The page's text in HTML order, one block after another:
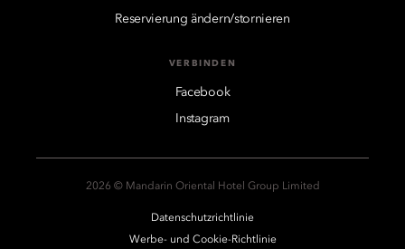
Reservierung ändern/stornieren
VERBINDEN
Facebook
Instagram
2026 © Mandarin Oriental Hotel Group Limited
Datenschutzrichtlinie
Werbe- und Cookie-Richtlinie